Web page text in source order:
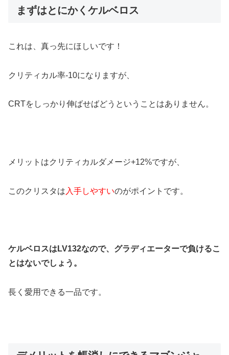
まずはとにかくケルベロス
これは、真っ先にほしいです！
クリティカル率-10になりますが、
CRTをしっかり伸ばせばどうということはありません。
メリットはクリティカルダメージ+12%ですが、
このクリスタは 入手しやすいのがポイントです。
ケルベロスはLV132なので、グラディエーターで負けるこ
とはないでしょう。
長く愛用できる一品です。